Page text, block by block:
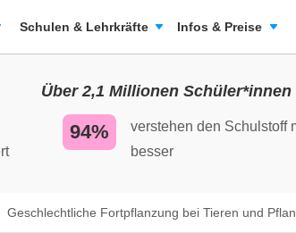
Schulen & Lehrkräfte Infos & Preise
Über 2,1 Millionen
94%
verstehen den Schulstoff
besser
Geschlechtliche Fortpflanzung bei Tieren und